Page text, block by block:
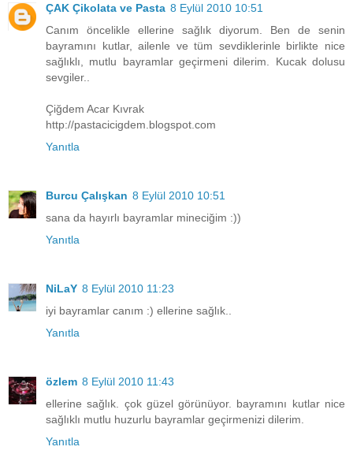
ÇAK Çikolata ve Pasta 8 Eylül 2010 10:51
Canım öncelikle ellerine sağlık diyorum. Ben de senin
bayramını kutlar, ailenle ve tüm sevdiklerinle birlikte nice
sağlıklı, mutlu bayramlar geçirmeni dilerim. Kucak dolusu
sevgiler..
Çiğdem Acar Kıvrak
http://pastacicigdem.blogspot.com
Yanıtla
Burcu Çalışkan 8 Eylül 2010 10:51
sana da hayırlı bayramlar mineciğim :))
Yanıtla
NiLaY 8 Eylül 2010 11:23
iyi bayramlar canım :) ellerine sağlık..
Yanıtla
özlem 8 Eylül 2010 11:43
ellerine sağlık. çok güzel görünüyor. bayramını kutlar nice
sağlıklı mutlu huzurlu bayramlar geçirmenizi dilerim.
Yanıtla